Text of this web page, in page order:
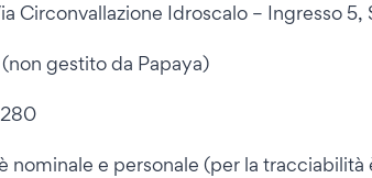
Circonvallazione Idroscalo – Ingresso 5,
gestito da Papaya)
nominale e personale (per la tracciabilità